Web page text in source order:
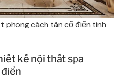
phong cách tân cổ điển tinh
kế nội thất spa